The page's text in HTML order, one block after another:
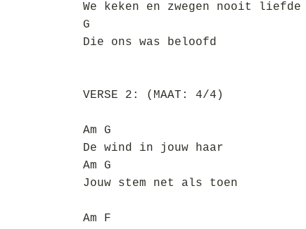
We keken en zwegen nooit liefde
G
Die ons was beloofd
VERSE 2: (MAAT: 4/4)
Am G
De wind in jouw haar
Am G
Jouw stem net als toen
Am F